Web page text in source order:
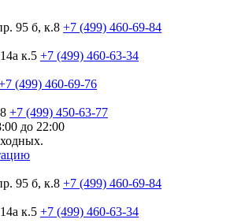
95 б, к.8 +7 (499) 460-69-84
к.5 +7 (499) 460-63-34
(499) 460-69-76
+7 (499) 450-63-77
до 22:00
95 б, к.8 +7 (499) 460-69-84
к.5 +7 (499) 460-63-34